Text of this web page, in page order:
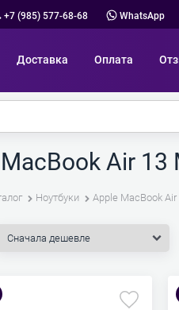
+7 (985) 577-68-68 WhatsApp
Доставка Оплата
Air 13
Ноутбуки Apple MacBook Air